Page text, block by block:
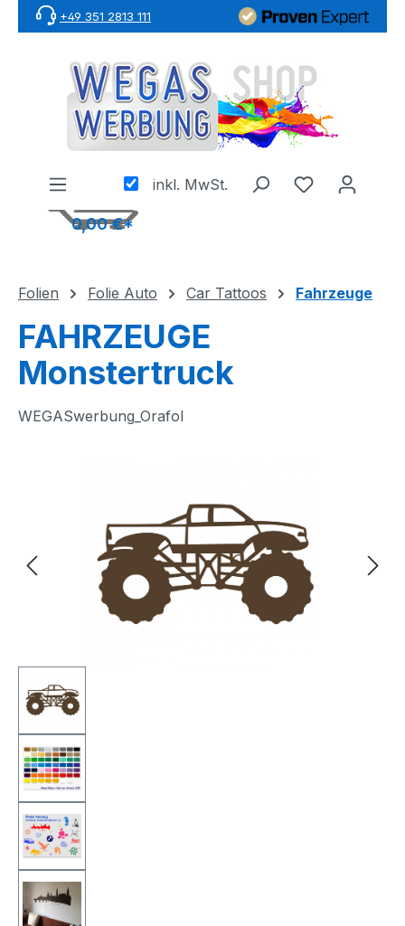
Zum Hauptinhalt springen
+49 351 2813 111
inkl. MwSt.
0,00 €*
Folien Folie Auto Car Tattoos Fahrzeuge
FAHRZEUGE
Monstertruck
WEGASwerbung_Orafol